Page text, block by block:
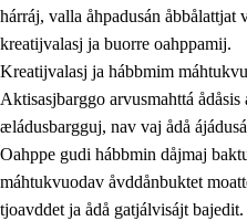
1.5 Vieledus luonnduj ja
1.6 Demokratijja ja
hárráj, valla åhpadusán åbbålattjat
kreatijvalasj ja buorre oahppamij.
Kreatijvalasj ja hábbmim
Aktisasjbarggo arvusmahttá
æládusbargguj, nav vaj ådå
Oahppe gudi hábbmin dåjmaj
máhtukvuodav åvddånbuktet
tjoavddet ja ådå gatjálvisájt bajedit.